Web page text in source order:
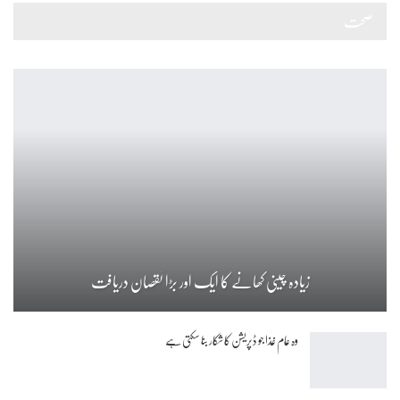
زیادہ چینی کھانے کا ایک اور بڑا نقصان دریافت
وہ عام غذا جو ڈپریشن کا شکار بنا سکتی ہے